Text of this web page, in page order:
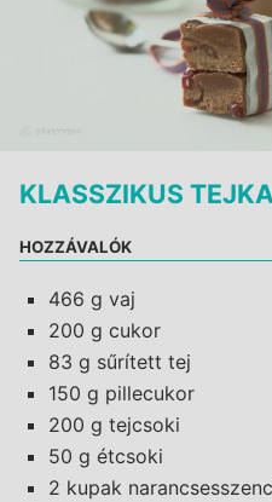
KLASSZIKUS
HOZZÁVALÓK
466 g vaj
200 g cukor
83 g sűrített tej
150 g pillecukor
200 g tejcsoki
50 g étcsoki
2 kupak